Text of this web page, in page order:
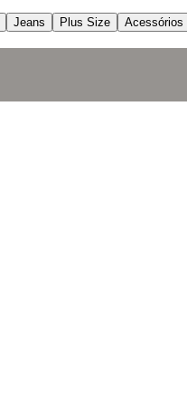
Jeans Plus Size Acessórios